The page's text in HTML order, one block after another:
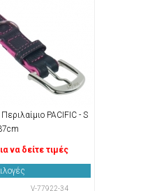
PACIFIC - S
να δείτε τιμές
V-77922-34